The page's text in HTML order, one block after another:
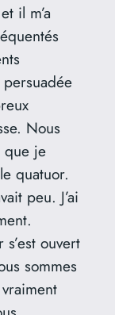
il m’a
persuadée
Nous
que je
quatuor.
peu. J’ai
ouvert
sommes